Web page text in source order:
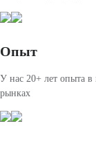
Опыт
У нас 20+ лет опыта
рынках